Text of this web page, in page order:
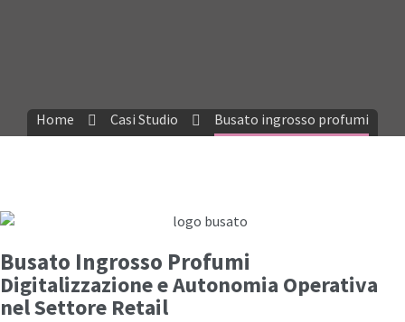
Home Casi Studio Busato ingrosso profumi
Busato Ingrosso Profumi
Digitalizzazione e Autonomia Operativa
nel Settore Retail